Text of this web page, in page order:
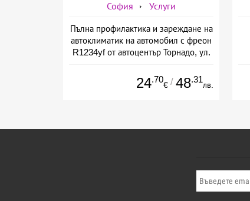
София Услуги
Пълна профилактика и зареждане на
автоклиматик на автомобил с фреон
R1234yf от автоцентър Торнадо, ул.
24.70
€ / 48.31
лв.